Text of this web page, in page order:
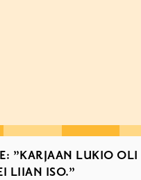
”KARJAAN LUKIO OLI
LIIAN ISO.”